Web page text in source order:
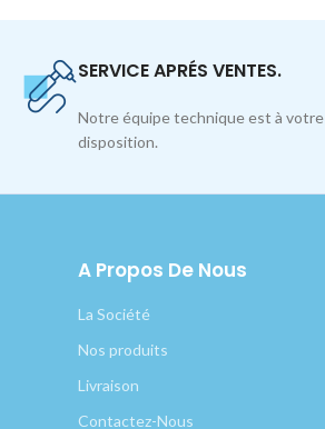
SERVICE APRÉS VENTES.
Notre équipe technique est à votre
disposition.
A Propos De Nous
La Société
Nos produits
Livraison
Contactez-Nous